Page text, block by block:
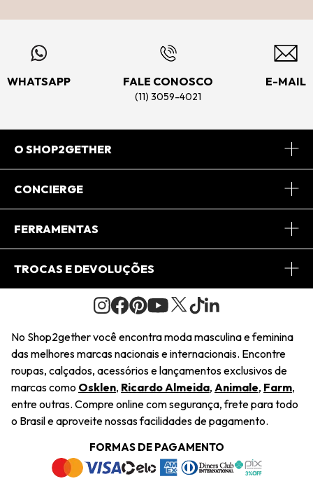
WHATSAPP FALE CONOSCO
(11) 3059-4021
E-MAIL
O SHOP2GETHER
Sobre Nós
Journal
Saiu na Mídia
Sustentabilidade
Navegando
Termos e Condições
CONCIERGE
Central de Relacionamento
Regulamento e Promoções
FERRAMENTAS
Minha Conta
Pedido de Presente
Wishlist
TROCAS E DEVOLUÇÕES
Condições Gerais
Troca Fácil
Restituição de Pagamento
Dúvidas Frequentes
Termos e Condições
Política de Privacidade
No Shop2gether você encontra moda masculina e feminina
das melhores marcas nacionais e internacionais. Encontre
roupas, calçados, acessórios e lançamentos exclusivos de
marcas como Osklen, Ricardo Almeida, Animale, Farm,
entre outras. Compre online com segurança, frete para todo
o Brasil e aproveite nossas facilidades de pagamento.
FORMAS DE PAGAMENTO